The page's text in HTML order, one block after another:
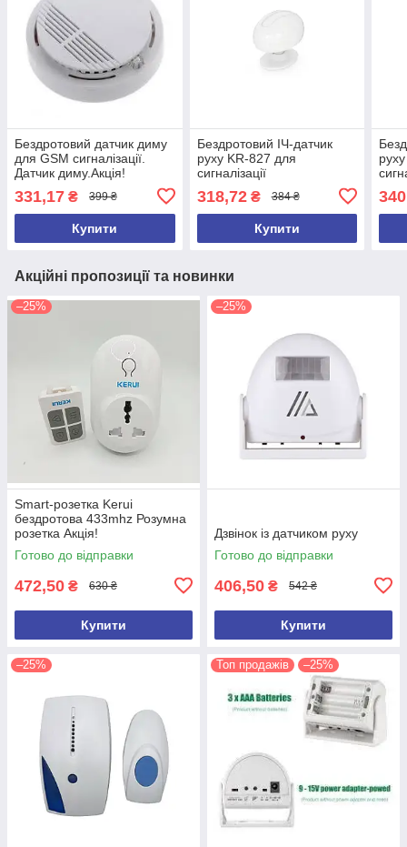
Бездротовий датчик диму
для GSM сигналізації.
Датчик диму.Акція!
331,17 ₴ 399 ₴
Купити
Бездротовий ІЧ-датчик
руху KR-827 для
сигналізації
318,72₴ 384 ₴
Купити
Акційні пропозиції та новинки
–25%
Smart-розетка Kerui
бездротова 433mhz Розумна
розетка Акція!
Готово до відправки
472,50 ₴ 630 ₴
Купити
–25%
Дзвінок із датчиком руху
Готово до відправки
406,50 ₴ 542 ₴
Купити
–25% Топ продажів –25%